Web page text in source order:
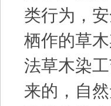
类行为，
栖作的草
法草木染
来的，自